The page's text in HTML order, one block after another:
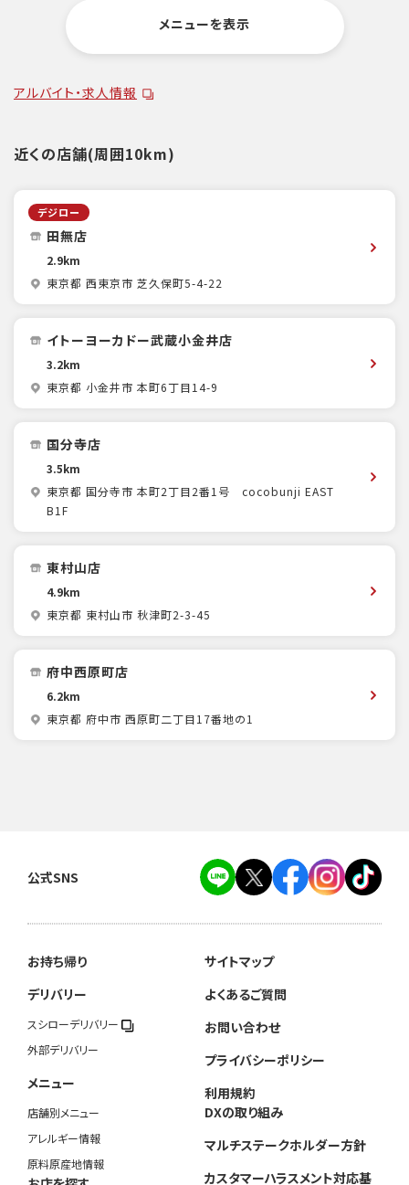
メニューを表示
アルバイト・求人情報
近くの店舗(周囲10km)
デジロー
田無店
2.9km
東京都 西東京市 芝久保町5-4-22
イトーヨーカドー武蔵小金井店
3.2km
東京都 小金井市 本町6丁目14-9
国分寺店
3.5km
東京都 国分寺市 本町2丁目2番1号 cocobunji EAST
B1F
東村山店
4.9km
東京都 東村山市 秋津町2-3-45
府中西原町店
6.2km
東京都 府中市 西原町二丁目17番地の1
公式SNS
お持ち帰り
デリバリー
スシローデリバリー
外部デリバリー
メニュー
店舗別メニュー
アレルギー情報
原料原産地情報
サイトマップ
よくあるご質問
お問い合わせ
プライバシーポリシー
利用規約
DXの取り組み
マルチステークホルダー方針
カスタマーハラスメント対応基